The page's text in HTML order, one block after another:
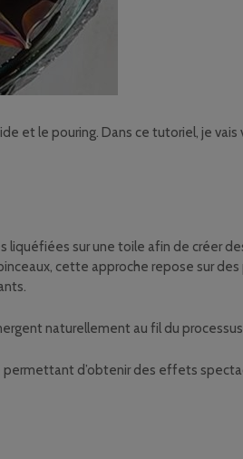
et le pouring. Dans ce tutoriel, je vais
liquéfiées sur une toile afin de créer
cette approche repose sur
naturellement au fil du
permettant d’obtenir des effets